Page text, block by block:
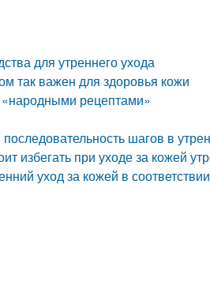
для утреннего ухода
так важен для здоровья кожи
рецептами»
шагов в
избегать при уходе за кожей
уход за кожей в